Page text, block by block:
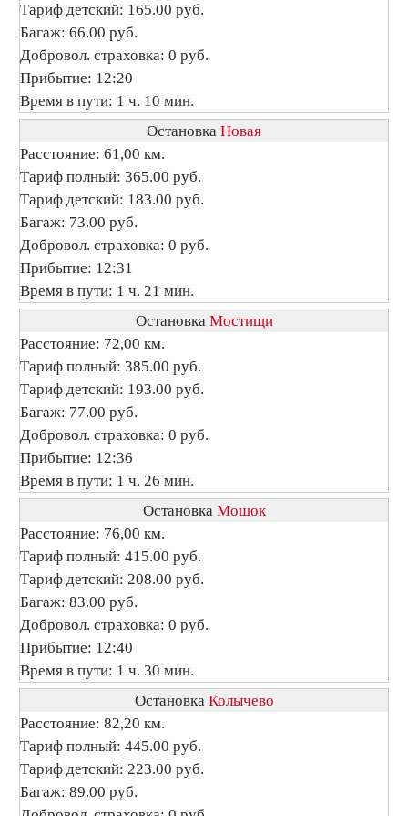
Тариф детский: 165.00 руб.
Багаж: 66.00 руб.
Добровол. страховка: 0 руб.
Прибытие: 12:20
Время в пути: 1 ч. 10 мин.
Остановка Новая
Расстояние: 61,00 км.
Тариф полный: 365.00 руб.
Тариф детский: 183.00 руб.
Багаж: 73.00 руб.
Добровол. страховка: 0 руб.
Прибытие: 12:31
Время в пути: 1 ч. 21 мин.
Остановка Мостищи
Расстояние: 72,00 км.
Тариф полный: 385.00 руб.
Тариф детский: 193.00 руб.
Багаж: 77.00 руб.
Добровол. страховка: 0 руб.
Прибытие: 12:36
Время в пути: 1 ч. 26 мин.
Остановка Мошок
Расстояние: 76,00 км.
Тариф полный: 415.00 руб.
Тариф детский: 208.00 руб.
Багаж: 83.00 руб.
Добровол. страховка: 0 руб.
Прибытие: 12:40
Время в пути: 1 ч. 30 мин.
Остановка Колычево
Расстояние: 82,20 км.
Тариф полный: 445.00 руб.
Тариф детский: 223.00 руб.
Багаж: 89.00 руб.